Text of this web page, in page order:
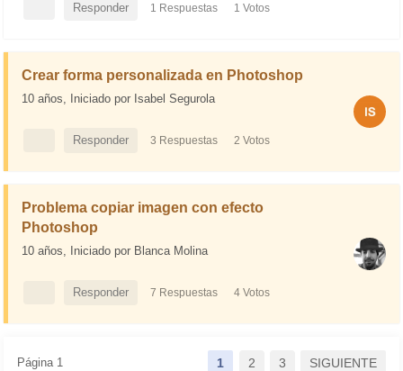
Responder 1 Respuestas 1 Votos
Crear forma personalizada en Photoshop
10 años, Iniciado por Isabel Segurola
Responder 3 Respuestas 2 Votos
Problema copiar imagen con efecto
Photoshop
10 años, Iniciado por Blanca Molina
Responder 7 Respuestas 4 Votos
Página 1 1 2 3 SIGUIENTE